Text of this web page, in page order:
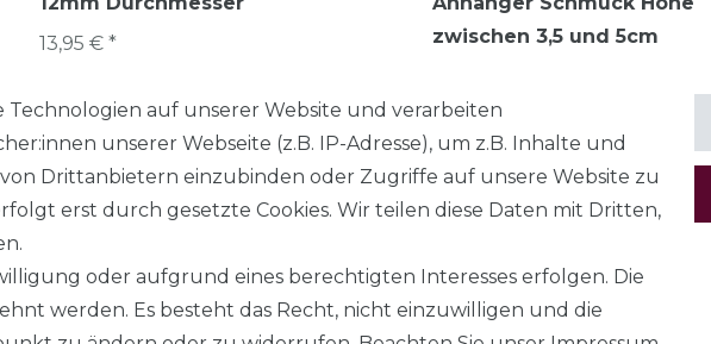
13,95 € *
zwischen 3,5 und 5cm
auf unserer Website und verarbeiten
unserer Webseite (z.B. IP-Adresse), um z.B. Inhalte und
Drittanbietern einzubinden oder Zugriffe auf unsere Website zu
erst durch gesetzte Cookies. Wir teilen diese Daten mit Dritten,
oder aufgrund eines berechtigten Interesses erfolgen. Die
werden. Es besteht das Recht, nicht einzuwilligen und die